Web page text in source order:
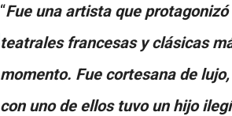
“Fue una artista que
teatrales francesas y clásicas
momento. Fue cortesana de
con uno de ellos tuvo un hijo